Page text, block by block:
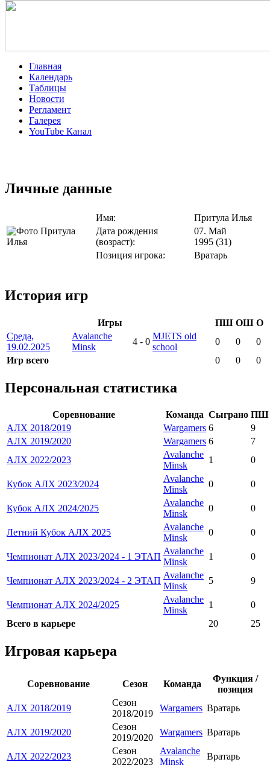
Главная
Календарь
Таблицы
Новости
Регламент
Галерея
YouTube Канал
Личные данные
Имя:
Притула Илья
Дата рождения
(возраст):
07. Май
1995 (31)
Позиция игрока:
Вратарь
История игр
Игры ПШ ОШ О
Среда,
19.02.2025
Avalanche
Minsk
4 - 0
MJETS old
school
0 0
0
Игр всего
0 0 0
Персональная статистика
Соревнование Команда Сыграно ПШ
АЛХ 2018/2019
Wargamers 6
9
АЛХ 2019/2020
Wargamers 6
7
АЛХ 2022/2023
Avalanche
Minsk
1 0
Кубок АЛХ 2023/2024
Avalanche
Minsk
0 0
Кубок АЛХ 2024/2025
Avalanche
Minsk
0 0
Летний Кубок АЛХ 2025
Avalanche
Minsk
0 0
Чемпионат АЛХ 2023/2024 - 1 ЭТАП
Avalanche
Minsk
1 0
Чемпионат АЛХ 2023/2024 - 2 ЭТАП
Avalanche
Minsk
5 9
Чемпионат АЛХ 2024/2025
Avalanche
Minsk
1
0
Всего в карьере
20 25
Игровая карьера
Соревнование Сезон Команда
Функция /
позиция
АЛХ 2018/2019
Сезон
2018/2019
Wargamers Вратарь
АЛХ 2019/2020
Сезон
2019/2020
Wargamers Вратарь
АЛХ 2022/2023
Сезон
2022/2023
Avalanche
Minsk
Вратарь